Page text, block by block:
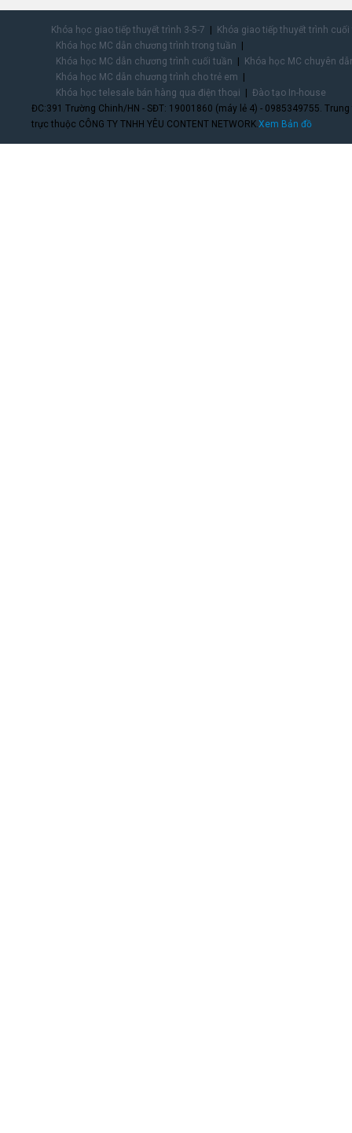
Khóa học giao tiếp thuyết trình 3-5-7
Khóa giao tiếp thuyết trình
Khóa học MC dẫn chương trình trong tuần
Khóa học MC dẫn chương trình cuối tuần
Khóa học MC chuyên
Khóa học MC dẫn chương trình cho trẻ em
Khóa học telesale bán hàng qua điện thoại
Đào tạo In-house
ĐC:391 Trường Chinh/HN - SĐT: 19001860 (máy lẻ 4) - 0985349755.
trực thuộc CÔNG TY TNHH YÊU CONTENT NETWORK. Xem Bản đồ